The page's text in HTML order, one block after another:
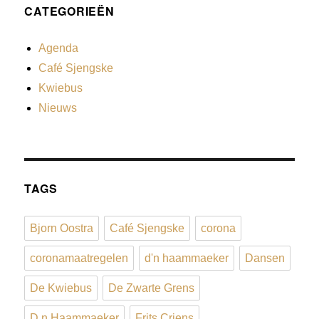
CATEGORIEËN
Agenda
Café Sjengske
Kwiebus
Nieuws
TAGS
Bjorn Oostra Café Sjengske corona
coronamaatregelen d'n haammaeker Dansen
De Kwiebus De Zwarte Grens